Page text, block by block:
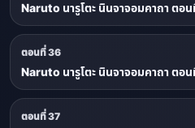
Naruto นารูโตะ นินจาจอมคาถา ตอ
ตอนที่ 36
Naruto นารูโตะ นินจาจอมคาถา ตอ
ตอนที่ 37